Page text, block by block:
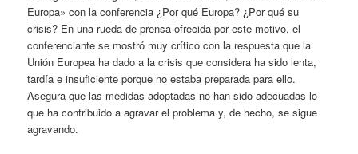
Europa» con la conferencia ¿Por qué Europa? ¿Por qué su
crisis? En una rueda de prensa ofrecida por este motivo, el
conferenciante se mostró muy crítico con la respuesta que la
Unión Europea ha dado a la crisis que considera ha sido lenta,
tardía e insuficiente porque no estaba preparada para ello.
Asegura que las medidas adoptadas no han sido adecuadas lo
que ha contribuido a agravar el problema y, de hecho, se sigue
agravando.